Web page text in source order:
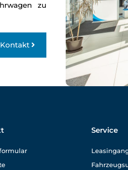
zu
Service